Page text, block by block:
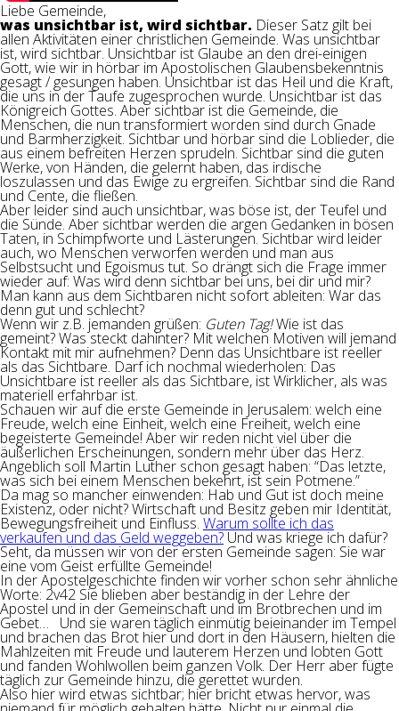
Liebe Gemeinde,
was unsichtbar ist, wird sichtbar. Dieser Satz gilt bei
allen Aktivitäten einer christlichen Gemeinde. Was unsichtbar
ist, wird sichtbar. Unsichtbar ist Glaube an den drei-einigen
Gott, wie wir in hörbar im Apostolischen Glaubensbekenntnis
gesagt / gesungen haben. Unsichtbar ist das Heil und die Kraft,
die uns in der Taufe zugesprochen wurde. Unsichtbar ist das
Königreich Gottes. Aber sichtbar ist die Gemeinde, die
Menschen, die nun transformiert worden sind durch Gnade
und Barmherzigkeit. Sichtbar und hörbar sind die Loblieder, die
aus einem befreiten Herzen sprudeln. Sichtbar sind die guten
Werke, von Händen, die gelernt haben, das irdische
loszulassen und das Ewige zu ergreifen. Sichtbar sind die Rand
und Cente, die fließen.
Aber leider sind auch unsichtbar, was böse ist, der Teufel und
die Sünde. Aber sichtbar werden die argen Gedanken in bösen
Taten, in Schimpfworte und Lästerungen. Sichtbar wird leider
auch, wo Menschen verworfen werden und man aus
Selbstsucht und Egoismus tut. So drängt sich die Frage immer
wieder auf: Was wird denn sichtbar bei uns, bei dir und mir?
Man kann aus dem Sichtbaren nicht sofort ableiten: War das
denn gut und schlecht?
Wenn wir z.B. jemanden grüßen: Guten Tag!Wie ist das
gemeint? Was steckt dahinter? Mit welchen Motiven will jemand
Kontakt mit mir aufnehmen? Denn das Unsichtbare ist reeller
als das Sichtbare. Darf ich nochmal wiederholen: Das
Unsichtbare ist reeller als das Sichtbare, ist Wirklicher, als was
materiell erfahrbar ist.
Schauen wir auf die erste Gemeinde in Jerusalem: welch eine
Freude, welch eine Einheit, welch eine Freiheit, welch eine
begeisterte Gemeinde! Aber wir reden nicht viel über die
äußerlichen Erscheinungen, sondern mehr über das Herz.
Angeblich soll Martin Luther schon gesagt haben: “Das letzte,
was sich bei einem Menschen bekehrt, ist sein Potmene.”
Da mag so mancher einwenden: Hab und Gut ist doch meine
Existenz, oder nicht? Wirtschaft und Besitz geben mir Identität,
Bewegungsfreiheit und Einfluss. Warum sollte ich das
verkaufen und das Geld weggeben? Und was kriege ich dafür?
Seht, da müssen wir von der ersten Gemeinde sagen: Sie war
eine vom Geist erfüllte Gemeinde!
In der Apostelgeschichte finden wir vorher schon sehr ähnliche
Worte: 2v42 Sie blieben aber beständig in der Lehre der
Apostel und in der Gemeinschaft und im Brotbrechen und im
Gebet… Und sie waren täglich einmütig beieinander im Tempel
und brachen das Brot hier und dort in den Häusern, hielten die
Mahlzeiten mit Freude und lauterem Herzen und lobten Gott
und fanden Wohlwollen beim ganzen Volk. Der Herr aber fügte
täglich zur Gemeinde hinzu, die gerettet wurden.
Also hier wird etwas sichtbar; hier bricht etwas hervor, was